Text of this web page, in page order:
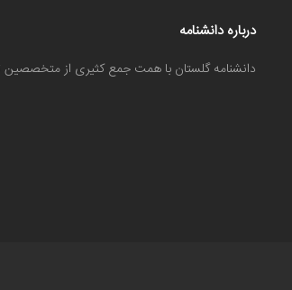
درباره دانشنامه
دانشنامه گلستان با همت جمع کثیری از متخصصین